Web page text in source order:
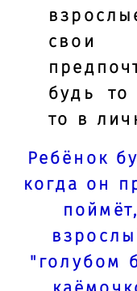
свои
будь то
то в
Ребёнок
когда он
"голубом